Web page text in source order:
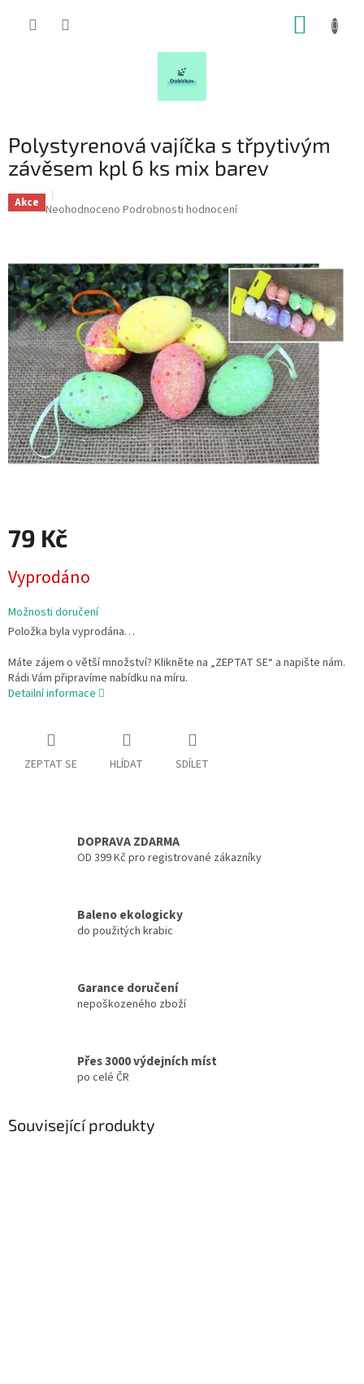
Polystyrenová vajíčka s třpytivým
závěsem kpl 6 ks mix barev
Akce Průměrné
0,0
z
5
hvězdiček.
Neohodnoceno Podrobnosti hodnocení
79 Kč
cena:
Vyprodáno
Možnosti doručení
Položka byla vyprodána…
Máte zájem o větší množství? Klikněte na „ZEPTAT SE“ a napište nám.
Rádi Vám připravíme nabídku na míru.
Detailní informace
ZEPTAT SE HLÍDAT SDÍLET
DOPRAVA ZDARMA
OD 399 Kč pro registrované zákazníky
Baleno ekologicky
do použitých krabic
Garance doručení
nepoškozeného zboží
Přes 3000 výdejních míst
po celé ČR
Související produkty